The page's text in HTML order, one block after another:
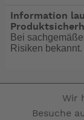
Information
Bei
Risiken bekannt.
Wir
Besuche